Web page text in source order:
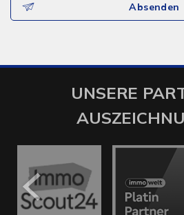
Absenden
UNSERE